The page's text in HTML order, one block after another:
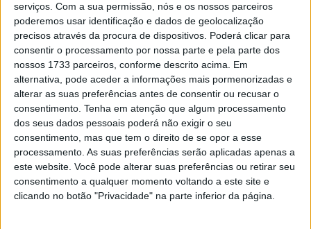
serviços. Com a sua permissão, nós e os nossos parceiros
poderemos usar identificação e dados de geolocalização
precisos através da procura de dispositivos. Poderá clicar para
consentir o processamento por nossa parte e pela parte dos
nossos 1733 parceiros, conforme descrito acima. Em
alternativa, pode aceder a informações mais pormenorizadas e
alterar as suas preferências antes de consentir ou recusar o
consentimento. Tenha em atenção que algum processamento
dos seus dados pessoais poderá não exigir o seu
consentimento, mas que tem o direito de se opor a esse
processamento. As suas preferências serão aplicadas apenas a
este website. Você pode alterar suas preferências ou retirar seu
consentimento a qualquer momento voltando a este site e
clicando no botão "Privacidade" na parte inferior da página.
em 2019 e somou vitórias no MotoGP em 2020 e 2022.
Em declarações para a imprensa daMonster Energy
Yamaha Racing MotoGP, Quartararo falou sobre as suas
expectativas para o último GP em Barcelona.
Artigos relacionados
Novos Polaris apresentados
7 AGOSTO, 2026
Vem aí o 42º Passeio de Antigas de Sintra